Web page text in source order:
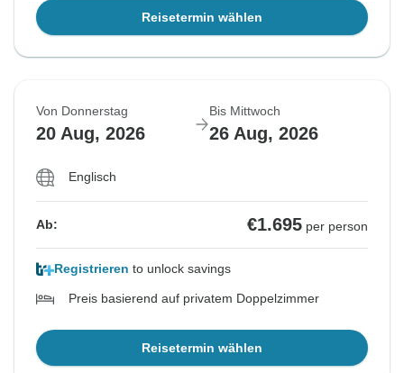
Reisetermin wählen
Von Donnerstag
20 Aug, 2026
Bis Mittwoch
26 Aug, 2026
Englisch
Ab: €1.695 per person
Registrieren to unlock savings
Preis basierend auf privatem Doppelzimmer
Reisetermin wählen